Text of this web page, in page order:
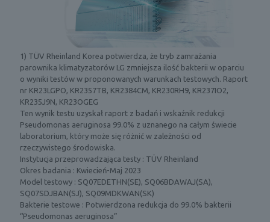
t
l
a
n
e
s
ą
k
o
n
y
p
r
z
a
w
i
a
p
r
o
c
e
s
c
z
y
1) TÜV Rheinland Korea potwierdza, że tryb zamrażania
parownika klimatyzatorów LG zmniejsza ilość bakterii w oparciu
o wyniki testów w proponowanych warunkach testowych. Raport
nr KR23LGPO, KR2357TB, KR2384CM, KR230RH9, KR237IO2,
KR235J9N, KR23OGEG
Ten wynik testu uzyskał raport z badań i wskaźnik redukcji
Pseudomonas aeruginosa 99.0% z uznanego na całym świecie
laboratorium, który może się różnić w zależności od
rzeczywistego środowiska.
Instytucja przeprowadzająca testy : TÜV Rheinland
Okres badania : Kwiecień-Maj 2023
Model testowy : SQ07EDETHN(SE), SQ06BDAWAJ(SA),
SQ07SDJBAN(SJ), SQ09MDKWAN(SK)
Bakterie testowe : Potwierdzona redukcja do 99.0% bakterii
“Pseudomonas aeruginosa”